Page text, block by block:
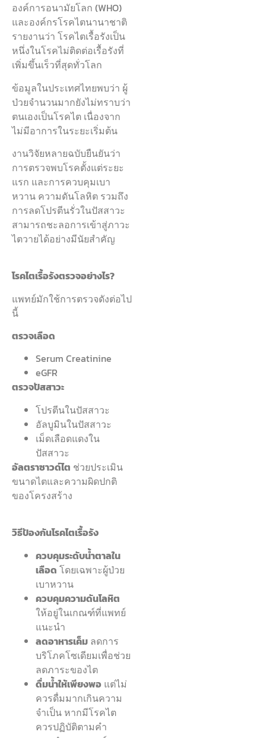
องค์การอนามัยโลก (WHO)
และองค์กรโรคไตนานาชาติ
รายงานว่า โรคไตเรื้อรังเป็น
หนึ่งในโรคไม่ติดต่อเรื้อรังที่
เพิ่มขึ้นเร็วที่สุดทั่วโลก
ข้อมูลในประเทศไทยพบว่า ผู้
ป่วยจำนวนมากยังไม่ทราบว่า
ตนเองเป็นโรคไต เนื่องจาก
ไม่มีอาการในระยะเริ่มต้น
งานวิจัยหลายฉบับยืนยันว่า
การตรวจพบโรคตั้งแต่ระยะ
แรก และการควบคุมเบา
หวาน ความดันโลหิต รวมถึง
การลดโปรตีนรั่วในปัสสาวะ
สามารถชะลอการเข้าสู่ภาวะ
ไตวายได้อย่างมีนัยสำคัญ
โรคไตเรื้อรังตรวจอย่างไร?
แพทย์มักใช้การตรวจดังต่อไป
นี้
ตรวจเลือด
Serum Creatinine
eGFR
ตรวจปัสสาวะ
โปรตีนในปัสสาวะ
อัลบูมินในปัสสาวะ
เม็ดเลือดแดงใน
ปัสสาวะ
อัลตราซาวด์ไต ช่วยประเมิน
ขนาดไตและความผิดปกติ
ของโครงสร้าง
วิธีป้องกันโรคไตเรื้อรัง
ควบคุมระดับน้ำตาลใน
เลือด โดยเฉพาะผู้ป่วย
เบาหวาน
ควบคุมความดันโลหิต
ให้อยู่ในเกณฑ์ที่แพทย์
แนะนำ
ลดอาหารเค็ม ลดการ
บริโภคโซเดียมเพื่อช่วย
ลดภาระของไต
ดื่มน้ำให้เพียงพอ แต่ไม่
ควรดื่มมากเกินความ
จำเป็น หากมีโรคไต
ควรปฏิบัติตามคำ